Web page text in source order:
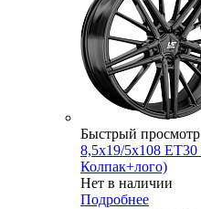
Быстрый просмотр
8,5x19/5x108
Колпак+лого)
Нет в наличии
Подробнее